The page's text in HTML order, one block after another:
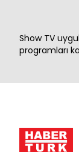
Show TV
programları